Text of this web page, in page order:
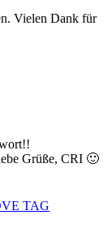
Vielen Dank für
Grüße, CRI 🙂
TAG